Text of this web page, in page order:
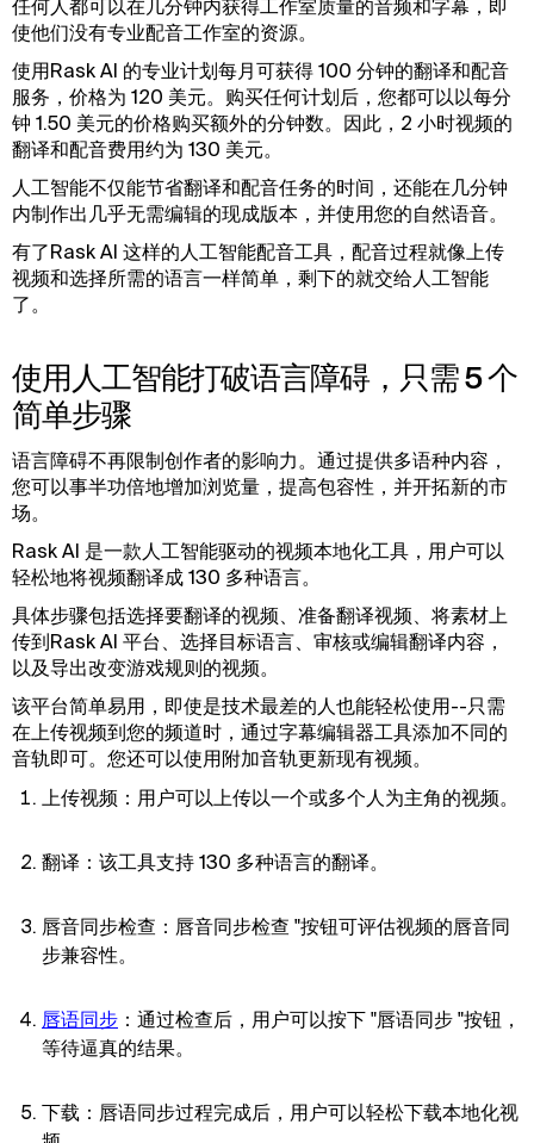
任何人都可以在几分钟内获得工作室质量的音频和字幕，即
使他们没有专业配音工作室的资源。
使用Rask AI 的专业计划每月可获得 100 分钟的翻译和配音
服务，价格为 120 美元。购买任何计划后，您都可以以每分
钟 1.50 美元的价格购买额外的分钟数。因此，2 小时视频的
翻译和配音费用约为 130 美元。
人工智能不仅能节省翻译和配音任务的时间，还能在几分钟
内制作出几乎无需编辑的现成版本，并使用您的自然语音。
有了Rask AI 这样的人工智能配音工具，配音过程就像上传
视频和选择所需的语言一样简单，剩下的就交给人工智能
了。
使用人工智能打破语言障碍，只需 5 个
简单步骤
语言障碍不再限制创作者的影响力。通过提供多语种内容，
您可以事半功倍地增加浏览量，提高包容性，并开拓新的市
场。
Rask AI 是一款人工智能驱动的视频本地化工具，用户可以
轻松地将视频翻译成 130 多种语言。
具体步骤包括选择要翻译的视频、准备翻译视频、将素材上
传到Rask AI 平台、选择目标语言、审核或编辑翻译内容，
以及导出改变游戏规则的视频。
该平台简单易用，即使是技术最差的人也能轻松使用--只需
在上传视频到您的频道时，通过字幕编辑器工具添加不同的
音轨即可。您还可以使用附加音轨更新现有视频。
上传视频：用户可以上传以一个或多个人为主角的视频。
翻译：该工具支持 130 多种语言的翻译。
唇音同步检查：唇音同步检查 "按钮可评估视频的唇音同
步兼容性。
唇语同步 ：通过检查后，用户可以按下 "唇语同步 "按钮，
等待逼真的结果。
下载：唇语同步过程完成后，用户可以轻松下载本地化视